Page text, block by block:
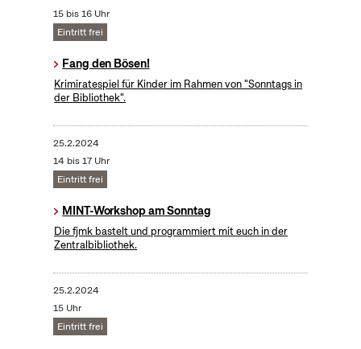
15 bis 16 Uhr
Eintritt frei
Fang den Bösen!
Krimiratespiel für Kinder im Rahmen von "Sonntags in
der Bibliothek".
25.2.2024
14 bis 17 Uhr
Eintritt frei
MINT-Workshop am Sonntag
Die fjmk bastelt und programmiert mit euch in der
Zentralbibliothek.
25.2.2024
15 Uhr
Eintritt frei